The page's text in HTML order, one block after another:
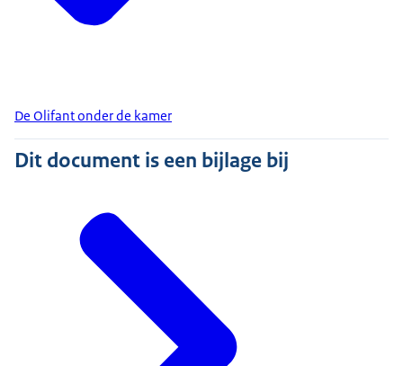
De Olifant onder de kamer
Dit document is een bijlage bij